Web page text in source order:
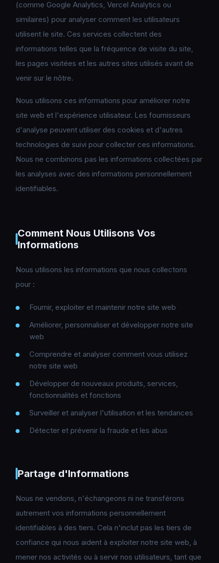
(comme Google Analytics, Vercel Analytics ou
similaires) pour analyser comment les utilisateurs
utilisent le site. Ces services collectent des
informations telles que la fréquence de visite du site,
les pages visitées et les autres sites utilisés avant de
venir sur le nôtre.
Nous utilisons ces informations pour améliorer notre
site web et l'expérience utilisateur. Les fournisseurs
d'analyse peuvent utiliser des cookies et d'autres
technologies de suivi pour collecter ces informations.
Nous ne combinons pas les informations collectées par
les analyses avec des informations personnellement
identifiables.
Comment Nous Utilisons Vos
Informations
Nous utilisons les informations que nous collectons
pour :
Fournir, exploiter et maintenir notre site web
Améliorer, personnaliser et développer notre site
web
Comprendre et analyser comment vous utilisez
notre site web
Développer de nouveaux produits, services,
fonctionnalités et fonctions
Surveiller et analyser l'utilisation et les tendances
Détecter et prévenir la fraude et les abus
Partage d'Informations
Nous ne vendons, n'échangeons ni ne transférons
autrement vos informations personnellement
identifiables à des tiers. Cela n'inclut pas les tiers de
confiance qui nous aident à exploiter notre site web, à
mener nos activités ou à servir nos utilisateurs, tant que